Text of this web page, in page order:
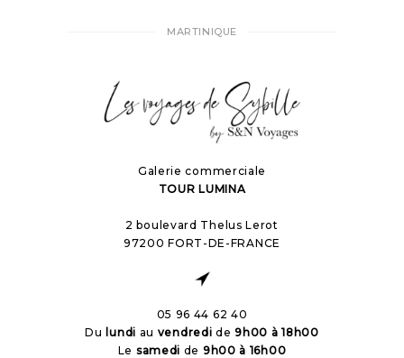
MARTINIQUE
Galerie commerciale
TOUR LUMINA
2 boulevard Thelus Lerot
97200 FORT-DE-FRANCE
05 96 44 62 40
Du lundi au vendredi de9h00 à 18h00
Le samedi de 9h00 à 16h00